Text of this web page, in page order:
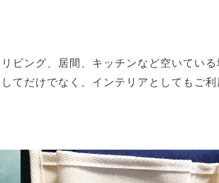
ビング、居間、キッチンなど空いてい
てだけでなく、インテリアとしてもご